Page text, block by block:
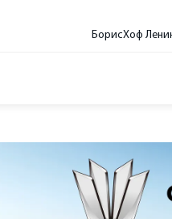
БорисХоф